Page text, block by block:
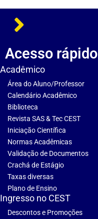
Acesso rápido
Acadêmico
Área do Aluno/Professor
Calendário Acadêmico
Biblioteca
Revista SAS & Tec CEST
Iniciação Científica
Normas Acadêmicas
Validação de Documentos
Crachá de Estágio
Taxas diversas
Plano de Ensino
Ingresso no CEST
Descontos e Promoções